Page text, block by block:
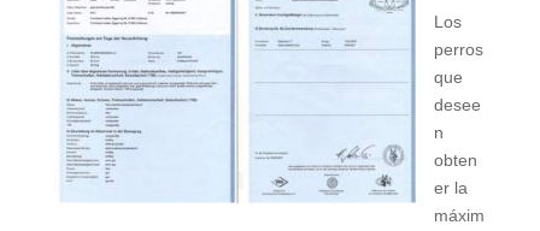
Los
perros
que
desee
n
obten
er la
máxim